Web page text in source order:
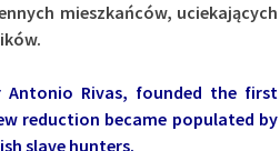
mieszkańców, uciekających
Antonio Rivas, founded the first
reduction became populated by
slave hunters.